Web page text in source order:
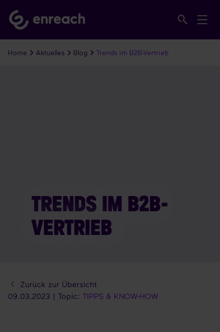
Home Aktuelles Blog Trends im B2B-Vertrieb
TRENDS IM B2B-
VERTRIEB
Zurück zur Übersicht
09.03.2023 | Topic: TIPPS & KNOW-HOW